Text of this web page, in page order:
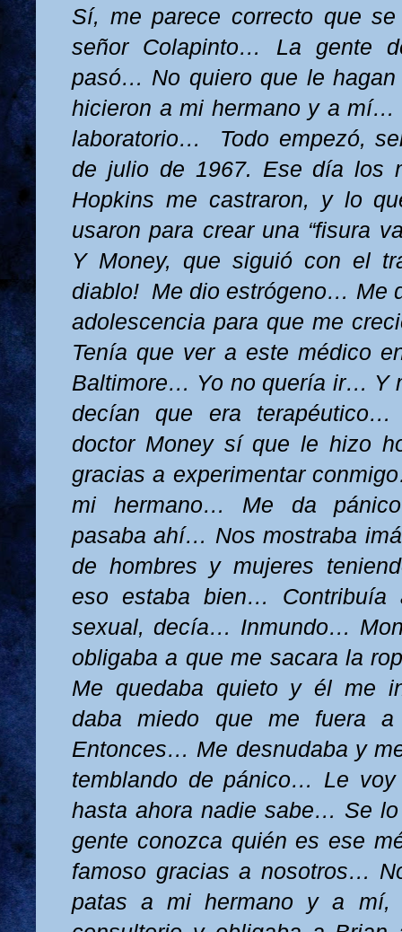
Sí, me parece correcto que
señor Colapinto… La gente
pasó… No quiero que le
hicieron a mi hermano y a mí…
laboratorio…
Todo empezó,
de julio de 1967. Ese día los
Hopkins me castraron, y lo
usaron para crear una “fisura
Y Money, que siguió con el
diablo! Me dio estrógeno… Me
adolescencia para que me
Tenía que ver a este médico
Baltimore… Yo no quería ir… Y
decían que era terapéutico…
doctor Money sí que le hizo
gracias a experimentar
mi hermano… Me da
pasaba ahí… Nos mostraba
de hombres y mujeres
eso estaba bien… Contribuía
sexual, decía… Inmundo…
obligaba a que me sacara la
Me quedaba quieto y él me
daba miedo que me fuera
Entonces… Me desnudaba y
temblando de pánico… Le
hasta ahora nadie sabe… Se
gente conozca quién es ese
famoso gracias a nosotros…
patas a mi hermano y a